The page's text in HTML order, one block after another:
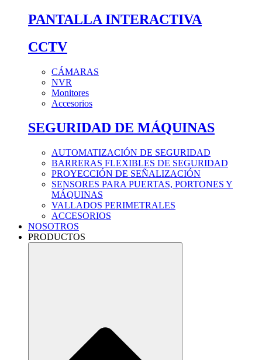
PANTALLA INTERACTIVA
CCTV
CÁMARAS
NVR
Monitores
Accesorios
SEGURIDAD DE MÁQUINAS
AUTOMATIZACIÓN DE SEGURIDAD
BARRERAS FLEXIBLES DE SEGURIDAD
PROYECCIÓN DE SEÑALIZACIÓN
SENSORES PARA PUERTAS, PORTONES Y
MÁQUINAS
VALLADOS PERIMETRALES
ACCESORIOS
NOSOTROS
PRODUCTOS